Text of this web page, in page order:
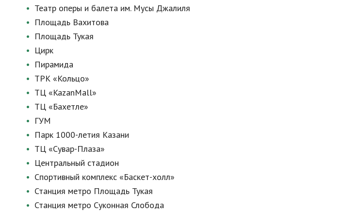
Театр оперы и балета им. Мусы Джалиля
Площадь Вахитова
Площадь Тукая
Цирк
Пирамида
ТРК «Кольцо»
ТЦ «KazanMall»
ТЦ «Бахетле»
ГУМ
Парк 1000-летия Казани
ТЦ «Сувар-Плаза»
Центральный стадион
Спортивный комплекс «Баскет-холл»
Станция метро Площадь Тукая
Станция метро Суконная Слобода